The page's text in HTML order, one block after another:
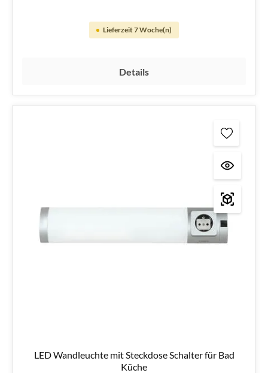
Lieferzeit 7 Woche(n)
Details
LED Wandleuchte mit Steckdose Schalter für Bad
Küche